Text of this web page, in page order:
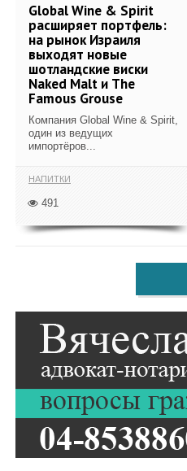
Global Wine & Spirit
расширяет портфель:
на рынок Израиля
выходят новые
шотландские виски
Naked Malt и The
Famous Grouse
Компания Global Wine & Spirit,
один из ведущих
импортёров...
НАПИТКИ
491